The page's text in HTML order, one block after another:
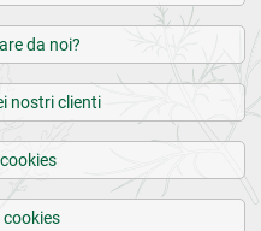
da noi?
nostri clienti
cookies